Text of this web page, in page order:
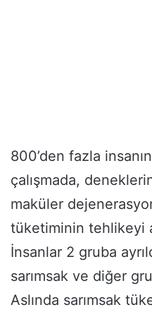
800’den fazla
çalışmada,
maküler
tüketiminin tehlikeyi
İnsanlar 2 gruba
sarımsak ve diğer
Aslında sarımsak